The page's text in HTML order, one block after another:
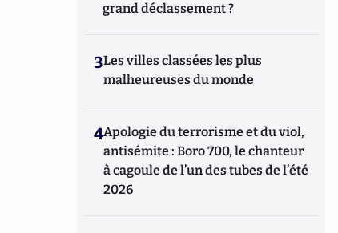
grand déclassement ?
3Les villes classées les plus
malheureuses du monde
4Apologie du terrorisme et du viol,
antisémite : Boro 700, le chanteur
à cagoule de l’un des tubes de l’été
2026